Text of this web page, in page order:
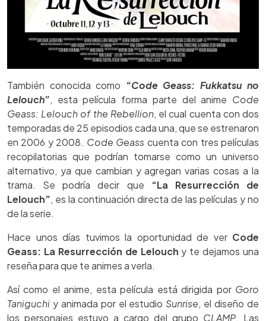
También conocida como “Code Geass: Fukkatsu no
Lelouch”, esta película forma parte del anime Code
Geass: Lelouch of the Rebellion, el cual cuenta con dos
temporadas de 25 episodios cada una, que se estrenaron
en 2006 y 2008. Code Geass cuenta con tres películas
recopilatorias que podrían tomarse como un universo
alternativo, ya que cambian y agregan varias cosas a la
trama. Se podría decir que
“La Resurrección de
Lelouch”, es la continuación directa de las películas y no
de la serie.
Hace unos días tuvimos la oportunidad de ver Code
Geass: La Resurrección de Lelouch y te dejamos una
reseña para que te animes a verla.
Así como el anime, esta película está dirigida por Goro
Taniguchi y animada por el estudio Sunrise, el diseño de
los personajes estuvo a cargo del grupo CLAMP. Las